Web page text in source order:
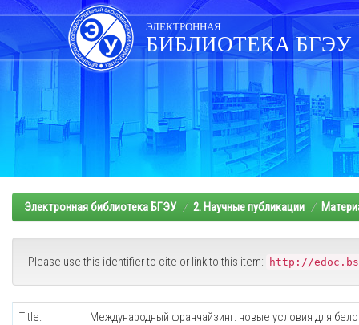
Skip
navigation
ЭЛЕКТРОННАЯ
БИБЛИОТЕКА БГЭУ
Электронная библиотека БГЭУ 2. Научные публикации
Please use this identifier to cite or link to this item: http://
Title: Международный франчайзинг: новые условия для